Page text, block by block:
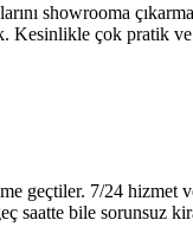
showrooma
Kesinlikle çok pratik
geçtiler. 7/24 hizmet
saatte bile sorunsuz